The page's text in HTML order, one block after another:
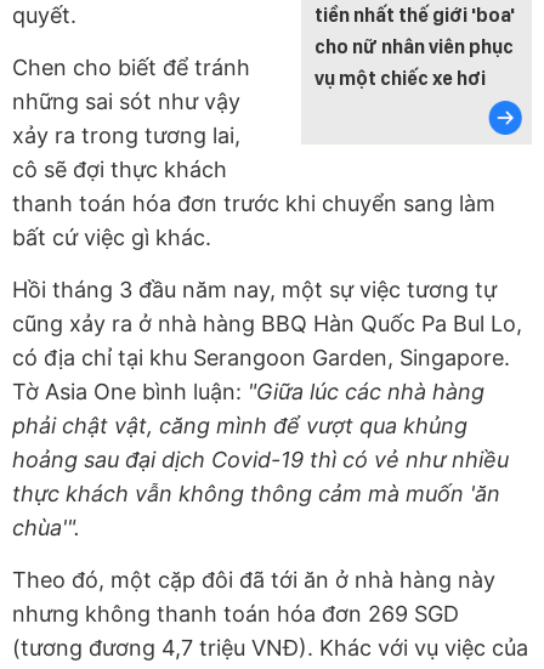
tiền nhất thế giới 'boa'
cho nữ nhân viên phục
vụ một chiếc xe hơi
quyết.
Chen cho biết để tránh
những sai sót như vậy
xảy ra trong tương lai,
cô sẽ đợi thực khách
thanh toán hóa đơn trước khi chuyển sang làm
bất cứ việc gì khác.
Hồi tháng 3 đầu năm nay, một sự việc tương tự
cũng xảy ra ở nhà hàng BBQ Hàn Quốc Pa Bul Lo,
có địa chỉ tại khu Serangoon Garden, Singapore.
Tờ Asia One bình luận: "Giữa lúc các nhà hàng
phải chật vật, căng mình để vượt qua khủng
hoảng sau đại dịch Covid-19 thì có vẻ như nhiều
thực khách vẫn không thông cảm mà muốn 'ăn
chùa'".
Theo đó, một cặp đôi đã tới ăn ở nhà hàng này
nhưng không thanh toán hóa đơn 269 SGD
(tương đương 4,7 triệu VNĐ). Khác với vụ việc của